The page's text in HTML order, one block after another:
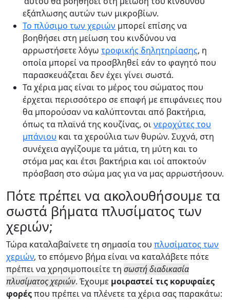
εξάπλωσης αυτών των μικροβίων.
Το πλύσιμο των χεριών μπορεί επίσης να
βοηθήσει στη μείωση του κινδύνου να
αρρωστήσετε λόγω τροφικής δηλητηρίασης, η
οποία μπορεί να προσβληθεί εάν το φαγητό που
παρασκευάζεται δεν έχει γίνει σωστά.
Τα χέρια μας είναι το μέρος του σώματος που
έρχεται περισσότερο σε επαφή με επιφάνειες που
θα μπορούσαν να καλύπτονται από βακτήρια,
όπως τα πλαϊνά της κουζίνας, οινεροχύτες του
μπάνιου και τα χερούλια των θυρών. Συχνά, στη
συνέχεια αγγίζουμε τα μάτια, τη μύτη και το
στόμα μας και έτσι βακτήρια και ιοί αποκτούν
πρόσβαση στο σώμα μας για να μας αρρωστήσουν.
Πότε πρέπει να ακολουθήσουμε τα
σωστά βήματα πλυσίματος των
χεριών;
Τώρα καταλαβαίνετε τη σημασία του πλυσίματος των
χεριών, το επόμενο βήμα είναι να καταλάβετε πότε
πρέπει να χρησιμοποιείτε τη σωστή διαδικασία
πλυσίματος χεριών. Έχουμε μοιραστεί τις κορυφαίες
φορέςπου πρέπει να πλένετε τα χέρια σας παρακάτω: